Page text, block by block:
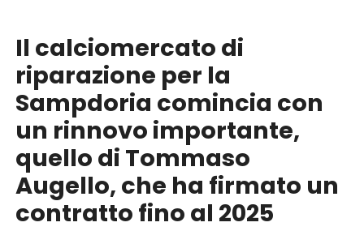
Il calciomercato di
riparazione per la
Sampdoria comincia con
un rinnovo importante,
quello di Tommaso
Augello, che ha firmato un
contratto fino al 2025